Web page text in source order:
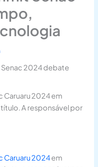
Senac 2024 debate
Caruaru 2024 em
A responsável por
Caruaru 2024em